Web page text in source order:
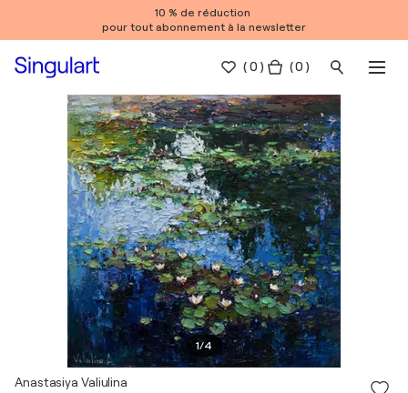
10 % de réduction
pour tout abonnement à la newsletter
(0 ) ( 0 )
1/4
Anastasiya Valiulina